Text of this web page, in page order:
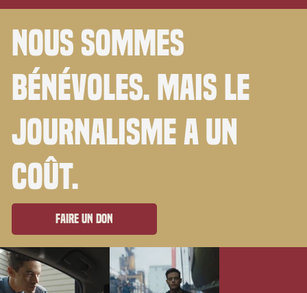
Nous sommes
bénévoles. Mais le
journalisme a un
coût.
Faire un don